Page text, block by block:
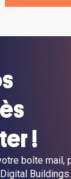
!
boîte mail,
Buildings.